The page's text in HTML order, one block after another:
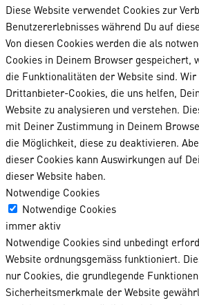
Diese Website verwendet Cookies zur
Benutzererlebnisses während Du auf
Von diesen Cookies werden die als
Cookies in Deinem Browser gespeichert,
die Funktionalitäten der Website sind.
Drittanbieter-Cookies, die uns helfen,
Website zu analysieren und verstehen.
mit Deiner Zustimmung in Deinem
die Möglichkeit, diese zu deaktivieren.
dieser Cookies kann Auswirkungen auf
dieser Website haben.
Notwendige Cookies
Notwendige Cookies
immer aktiv
Notwendige Cookies sind unbedingt
Website ordnungsgemäss funktioniert.
nur Cookies, die grundlegende
Sicherheitsmerkmale der Website